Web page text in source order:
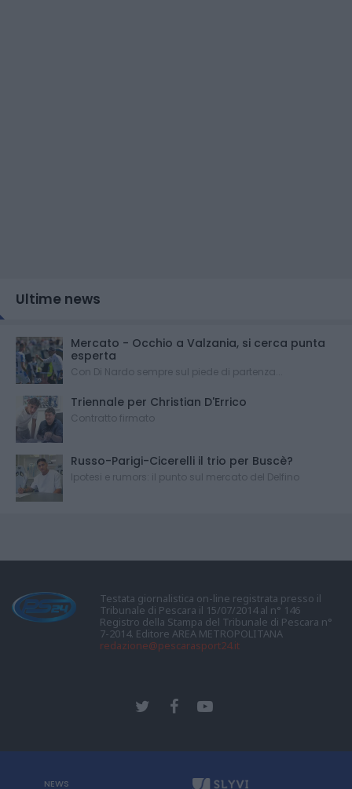
Ultime news
Mercato - Occhio a Valzania, si cerca punta
esperta
Con Di Nardo sempre sul piede di partenza...
Triennale per Christian D'Errico
Contratto firmato
Russo-Parigi-Cicerelli il trio per Buscè?
Ipotesi e rumors: il punto sul mercato del Delfino
Testata giornalistica on-line registrata presso il
Tribunale di Pescara il 15/07/2014 al n° 146
Registro della Stampa del Tribunale di Pescara n°
7-2014. Editore AREA METROPOLITANA
redazione@pescarasport24.it
NEWS